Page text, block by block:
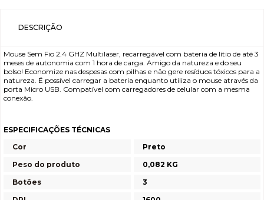
DESCRIÇÃO
Mouse Sem Fio 2.4 GHZ Multilaser, recarregável com bateria de lítio de até 3
meses de autonomia com 1 hora de carga. Amigo da natureza e do seu
bolso! Economize nas despesas com pilhas e não gere resíduos tóxicos para a
natureza. É possível carregar a bateria enquanto utiliza o mouse através da
porta Micro USB. Compatível com carregadores de celular com a mesma
conexão.
ESPECIFICAÇÕES TÉCNICAS
Cor
Preto
Peso do produto
0,082 KG
Botões
3